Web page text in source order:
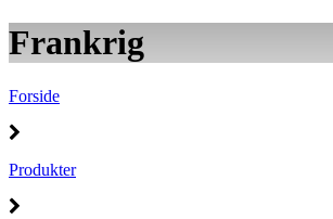
Frankrig
Forside
Produkter